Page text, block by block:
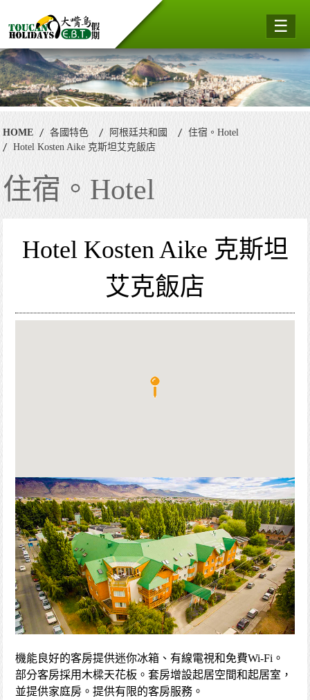
☰
HOME 各國特色 阿根廷共和國
住宿。Hotel
Hotel Kosten Aike 克斯坦艾克飯店
住宿。Hotel
Hotel Kosten Aike 克斯坦
艾克飯店
機能良好的客房提供迷你冰箱、有線電視和免費Wi-Fi。
部分客房採用木樑天花板。套房增設起居空間和起居室，
並提供家庭房。提供有限的客房服務。